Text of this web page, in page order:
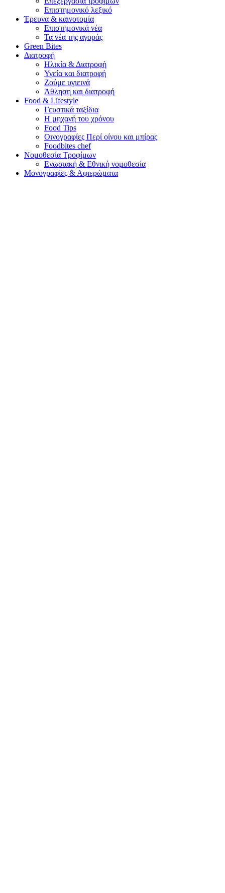
Επιστημονικό λεξικό
Έρευνα & καινοτομία
Επιστημονικά νέα
Τα νέα της αγοράς
Green Bites
Διατροφή
Ηλικία & Διατροφή
Υγεία και διατροφή
Ζούμε υγιεινά
Άθληση και διατροφή
Food & Lifestyle
Γευστικά ταξίδια
Η μηχανή του χρόνου
Food Tips
Οινογραφίες Περί οίνου και μπίρας
Foodbites chef
Νομοθεσία Τροφίμων
Ενωσιακή & Εθνική νομοθεσία
Μονογραφίες & Αφιερώματα